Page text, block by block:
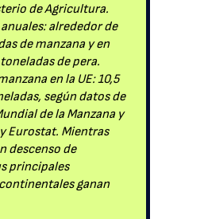
de Agricultura.
alrededor de
de manzana y en
de pera.
en la UE: 10,5
según datos de
de la Manzana y
y Eurostat. Mientras
descenso de
principales
ganan